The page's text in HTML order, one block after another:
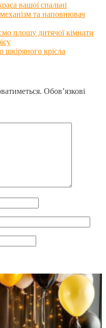
вашої спальні
та наповнювач
площу дитячої кімнати
шкіряного крісла
Обов’язкові